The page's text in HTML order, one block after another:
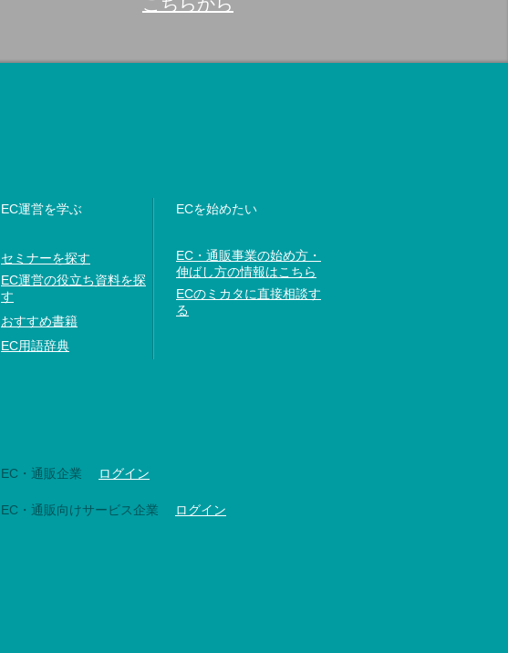
EC運営を学ぶ
セミナーを探す
EC運営の役立ち資料を探
す
おすすめ書籍
EC用語辞典
ECを始めたい
EC・通販事業の始め方・
伸ばし方の情報はこちら
ECのミカタに直接相談す
る
EC・通販企業 ログイン
EC・通販向けサービス企業 ログイン